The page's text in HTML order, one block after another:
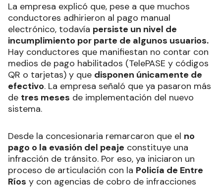
La empresa explicó que, pese a que muchos
conductores adhirieron al pago manual
electrónico, todavía persiste un nivel de
incumplimiento por parte de algunos usuarios.
Hay conductores que manifiestan no contar con
medios de pago habilitados (TelePASE y códigos
QR o tarjetas) y que disponen únicamente de
efectivo. La empresa señaló que ya pasaron más
de tres meses de implementación del nuevo
sistema.
Desde la concesionaria remarcaron que el no
pago o la evasión del peaje constituye una
infracción de tránsito. Por eso, ya iniciaron un
proceso de articulación con la Policía de Entre
Ríos y con agencias de cobro de infracciones